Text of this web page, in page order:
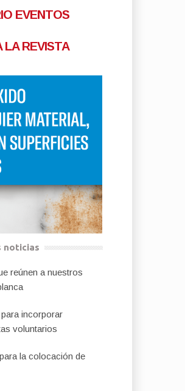
EVENTOS
LA REVISTA
noticias
reúnen a nuestros
incorporar
voluntarios
la colocación de